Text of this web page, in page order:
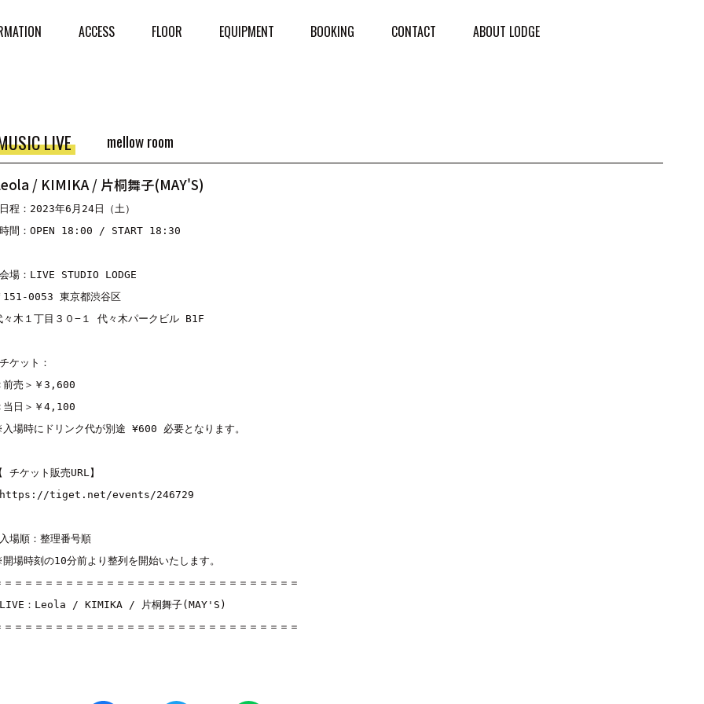
ACCESS FLOOR EQUIPMENT BOOKING CONTACT ABOUT LODGE
LIVE mellow room
/ KIMIKA / 片桐舞子(MAY'S)
程：2023年6月24日（土）
間：OPEN 18:00 / START 18:30
場：LIVE STUDIO LODGE
151-0053 東京都渋谷区
々木１丁目３０−１ 代々木パークビル B1F
ケット：
前売＞￥3,600
当日＞￥4,100
場時にドリンク代が別途 ¥600 必要となります。
チケット販売URL】
https://tiget.net/events/246729
場順：整理番号順
場時刻の10分前より整列を開始いたします。
＝＝＝＝＝＝＝＝＝＝＝＝＝＝＝＝＝＝＝＝＝＝＝＝＝＝＝＝＝
： Leola / KIMIKA /
片桐舞子(MAY'S)
＝＝＝＝＝＝＝＝＝＝＝＝＝＝＝＝＝＝＝＝＝＝＝＝＝＝＝＝＝